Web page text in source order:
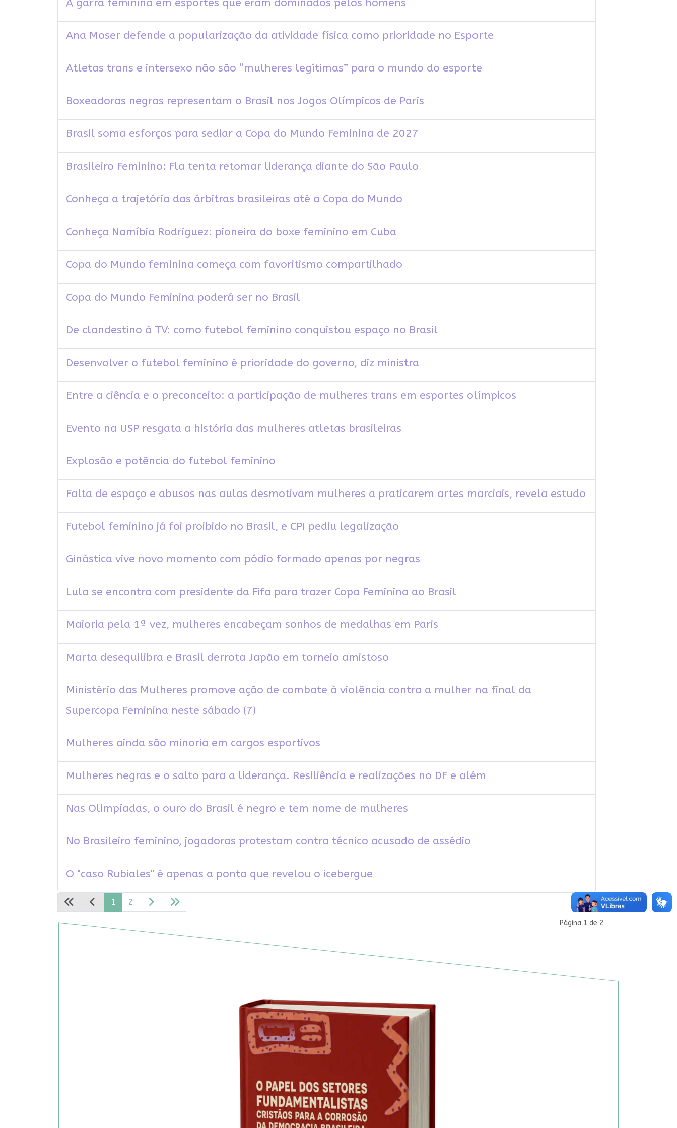
A garra feminina em esportes que eram dominados pelos homens
Ana Moser defende a popularização da atividade física como prioridade no Esporte
Atletas trans e intersexo não são “mulheres legítimas” para o mundo do esporte
Boxeadoras negras representam o Brasil nos Jogos Olímpicos de Paris
Brasil soma esforços para sediar a Copa do Mundo Feminina de 2027
Brasileiro Feminino: Fla tenta retomar liderança diante do São Paulo
Conheça a trajetória das árbitras brasileiras até a Copa do Mundo
Conheça Namíbia Rodriguez: pioneira do boxe feminino em Cuba
Copa do Mundo feminina começa com favoritismo compartilhado
Copa do Mundo Feminina poderá ser no Brasil
De clandestino à TV: como futebol feminino conquistou espaço no Brasil
Desenvolver o futebol feminino é prioridade do governo, diz ministra
Entre a ciência e o preconceito: a participação de mulheres trans em esportes olímpicos
Evento na USP resgata a história das mulheres atletas brasileiras
Explosão e potência do futebol feminino
Falta de espaço e abusos nas aulas desmotivam mulheres a praticarem artes marciais, revela estudo
Futebol feminino já foi proibido no Brasil, e CPI pediu legalização
Ginástica vive novo momento com pódio formado apenas por negras
Lula se encontra com presidente da Fifa para trazer Copa Feminina ao Brasil
Maioria pela 1ª vez, mulheres encabeçam sonhos de medalhas em Paris
Marta desequilibra e Brasil derrota Japão em torneio amistoso
Ministério das Mulheres promove ação de combate à violência contra a mulher na final da
Supercopa Feminina neste sábado (7)
Mulheres ainda são minoria em cargos esportivos
Mulheres negras e o salto para a liderança. Resiliência e realizações no DF e além
Nas Olimpíadas, o ouro do Brasil é negro e tem nome de mulheres
No Brasileiro feminino, jogadoras protestam contra técnico acusado de assédio
O "caso Rubiales" é apenas a ponta que revelou o icebergue
Página 1 de 2
1 2